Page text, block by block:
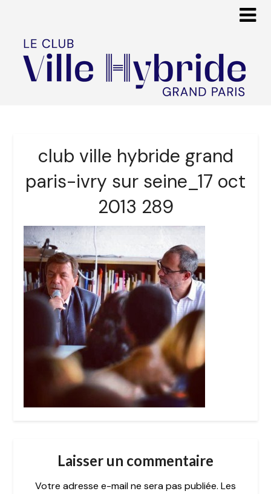
club ville hybride grand
paris-ivry sur seine_17 oct
2013 289
Laisser un commentaire
Votre adresse e-mail ne sera pas publiée. Les